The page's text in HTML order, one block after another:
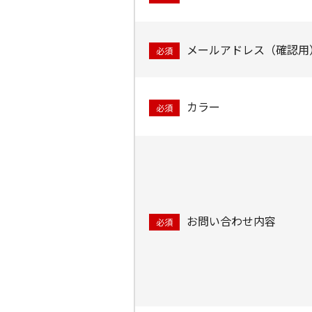
必須 メールアドレス（確認
必須 カラー
必須 お問い合わせ内容